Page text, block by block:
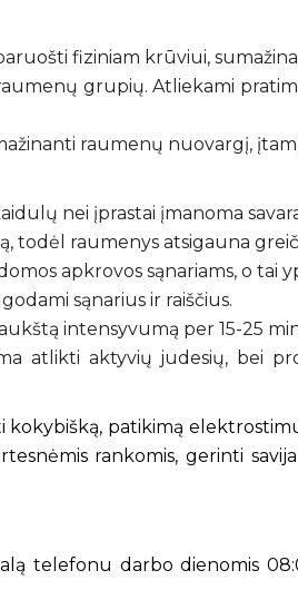
fiziniam krūviui,
grupių. Atliekami
raumenų nuovargį,
nei įprastai įmanoma
todėl raumenys atsigauna
apkrovos sąnariams, o tai
sąnarius ir raiščius.
intensyvumą per 15-25
atlikti aktyvių judesių, bei
kokybišką, patikimą
rankomis, gerinti
telefonu darbo dienomis